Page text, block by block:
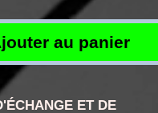
au panier
ET DE